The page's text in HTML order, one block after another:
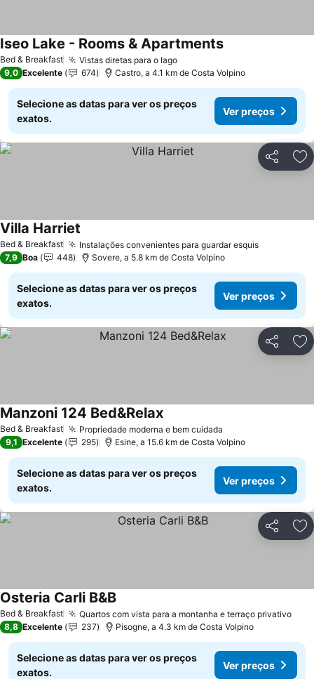
Bed & Breakfast Vistas diretas para o lago
Iseo Lake - Rooms & Apartments
9,0 Excelente 674 Castro, a 4.1 km de Costa Volpino
Selecione as datas para ver os preços
exatos.
Ver preços
Partilhar
Bed & Breakfast Instalações convenientes para guardar esquis
Villa Harriet
7,9 Boa 448 Sovere, a 5.8 km de Costa Volpino
Selecione as datas para ver os preços
exatos.
Ver preços
Partilhar
Bed & Breakfast Propriedade moderna e bem cuidada
Manzoni 124 Bed&Relax
9,1 Excelente 295 Esine, a 15.6 km de Costa Volpino
Selecione as datas para ver os preços
exatos.
Ver preços
Partilhar
Bed & Breakfast Quartos com vista para a montanha e terraço privativo
Osteria Carli B&B
8,8 Excelente 237 Pisogne, a 4.3 km de Costa Volpino
Selecione as datas para ver os preços
exatos.
Ver preços